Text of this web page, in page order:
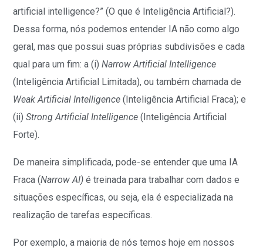
artificial intelligence?” (O que é Inteligência Artificial?).
Dessa forma, nós podemos entender IA não como algo
geral, mas que possui suas próprias subdivisões e cada
qual para um fim: a (i) Narrow Artificial Intelligence
(Inteligência Artificial Limitada), ou também chamada de
Weak Artificial Intelligence (Inteligência Artificial Fraca); e
(ii)Strong Artificial Intelligence (Inteligência Artificial
Forte).
De maneira simplificada, pode-se entender que uma IA
Fraca (Narrow AI) é treinada para trabalhar com dados e
situações específicas, ou seja, ela é especializada na
realização de tarefas específicas.
Por exemplo, a maioria de nós temos hoje em nossos